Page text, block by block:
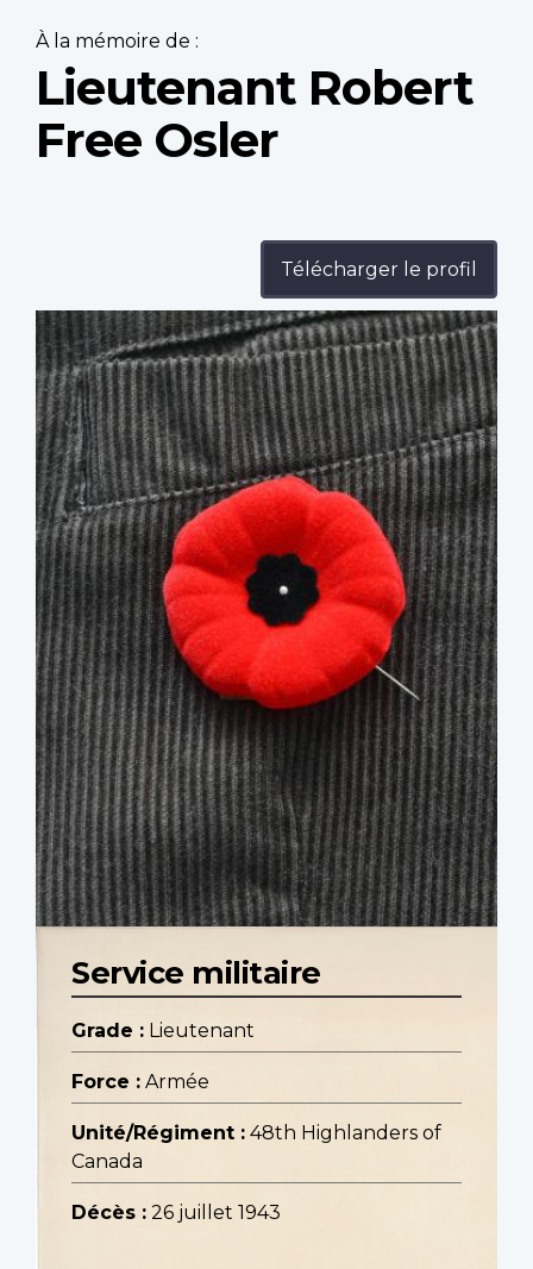
À la mémoire de :
Lieutenant Robert
Free Osler
Télécharger le profil
Profile
image
Service militaire
Grade : Lieutenant
Force : Armée
Unité/Régiment : 48th Highlanders of
Canada
Décès : 26 juillet 1943